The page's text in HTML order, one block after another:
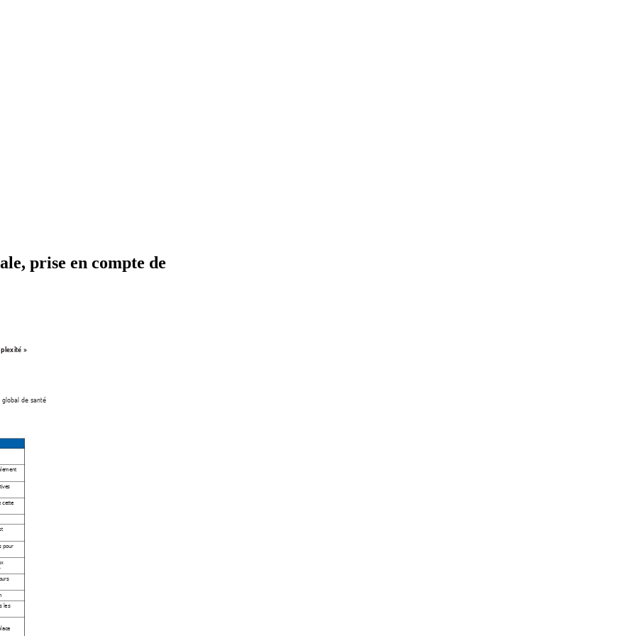
prise en compte de
»
global de santé
lement
ives
cette
pour
x
urs
les
lace